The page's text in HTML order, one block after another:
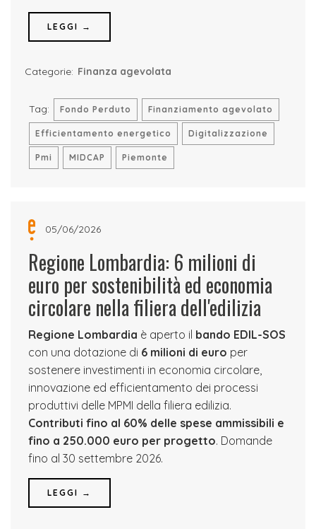
LEGGI →
Categorie: Finanza agevolata
Tag: Fondo Perduto Finanziamento agevolato
Efficientamento energetico Digitalizzazione
Pmi MIDCAP Piemonte
05/06/2026
Regione Lombardia: 6 milioni di
euro per sostenibilità ed economia
circolare nella filiera dell'edilizia
Regione Lombardia è aperto il bando EDIL-SOS
con una dotazione di 6 milioni di euro per
sostenere investimenti in economia circolare,
innovazione ed efficientamento dei processi
produttivi delle MPMI della filiera edilizia.
Contributi fino al 60% delle spese ammissibili e
fino a 250.000 euro per progetto. Domande
fino al 30 settembre 2026.
LEGGI →